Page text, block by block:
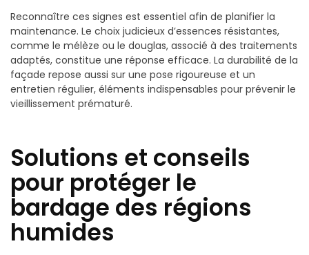
Reconnaître ces signes est essentiel afin de planifier la
maintenance. Le choix judicieux d’essences résistantes,
comme le mélèze ou le douglas, associé à des traitements
adaptés, constitue une réponse efficace. La durabilité de la
façade repose aussi sur une pose rigoureuse et un
entretien régulier, éléments indispensables pour prévenir le
vieillissement prématuré.
Solutions et conseils
pour protéger le
bardage des régions
humides